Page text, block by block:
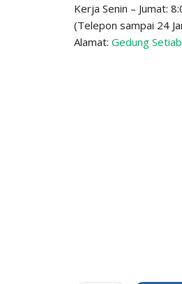
Kerja Senin – Jumat:
(Telepon sampai 24
Alamat: Gedung